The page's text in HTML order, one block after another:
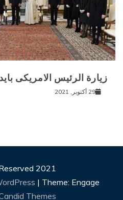
زيارة الرئيس الامريكى
29 أكتوبر, 2021
2021
| Theme: Engage
Themes